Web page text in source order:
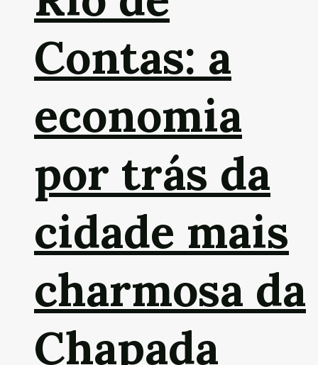
Contas: a
economia
por trás da
cidade mais
charmosa da
Chapada